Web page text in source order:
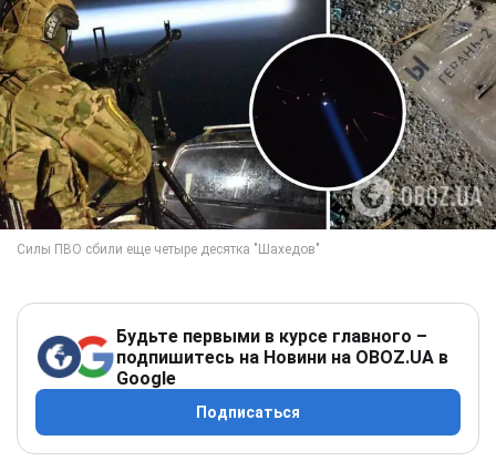
Будьте первыми в курсе главного –
подпишитесь на Новини на OBOZ.UA в
Google
Подписаться